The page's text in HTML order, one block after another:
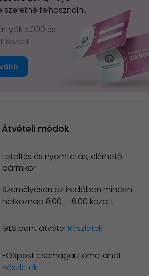
szeretné felhasználni.
5.000 és
között
Átvételi módok
Letöltés és nyomtatás, elérhető
bármikor
Személyesen az irodában minden
hétköznap 8:00 - 16:00 között
GLS pont átvétel Részletek
FOXpost csomagautomatánál
Részletek